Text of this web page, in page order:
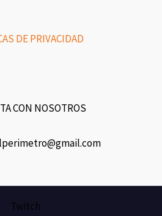
DE PRIVACIDAD
CON NOSOTROS
Twitch